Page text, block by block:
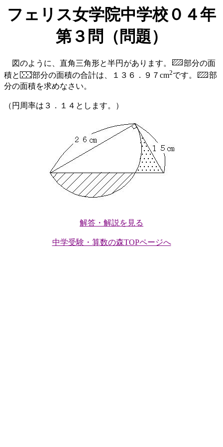
フェリス女学院中学校０４年
第３問（問題）
図のように、直角三角形と半円があります。
部分の面
積と
部分の面積の合計は、１３６．９７cm2です。
部
分の面積を求めなさい。
（円周率は３．１４とします。）
解答・解説を見る
中学受験・算数の森TOPページへ